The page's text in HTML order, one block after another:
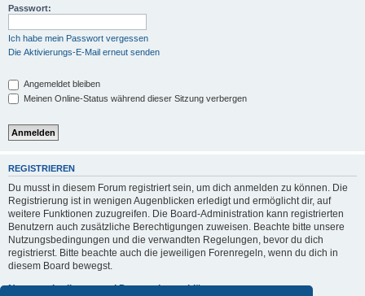
Passwort:
Ich habe mein Passwort vergessen
Die Aktivierungs-E-Mail erneut senden
Angemeldet bleiben
Meinen Online-Status während dieser Sitzung verbergen
REGISTRIEREN
Du musst in diesem Forum registriert sein, um dich anmelden zu können. Die
Registrierung ist in wenigen Augenblicken erledigt und ermöglicht dir, auf
weitere Funktionen zuzugreifen. Die Board-Administration kann registrierten
Benutzern auch zusätzliche Berechtigungen zuweisen. Beachte bitte unsere
Nutzungsbedingungen und die verwandten Regelungen, bevor du dich
registrierst. Bitte beachte auch die jeweiligen Forenregeln, wenn du dich in
diesem Board bewegst.
Nutzungsbedingungen|Datenschutzerklärung